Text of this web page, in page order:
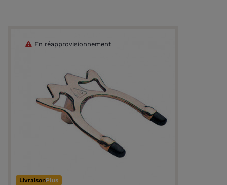
LivraisonPlus
En réapprovisionnement